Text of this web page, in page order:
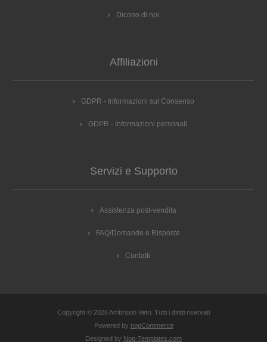
Dicono di noi
Affiliazioni
GDPR - Informazioni sul Consenso
GDPR - Informazioni personali
Servizi e Supporto
Assistenza post-vendita
FAQ/Domande e Risposte
Contatti
Copyright © 2026 Ambrosio Vetri. Tutti i diritti riservati
Powered by nopCommerce
Designed by Nop-Templates.com